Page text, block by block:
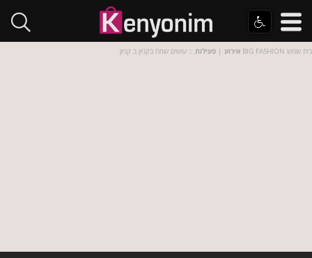
אירוע | פעילות :: עושים שמח בקניון ב קניון BIG FASHION בית שמש